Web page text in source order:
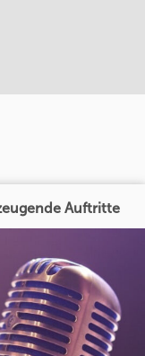
Auftritte